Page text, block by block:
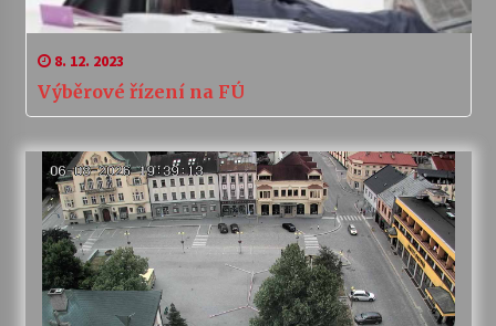
8. 12. 2023
Výběrové řízení na FÚ